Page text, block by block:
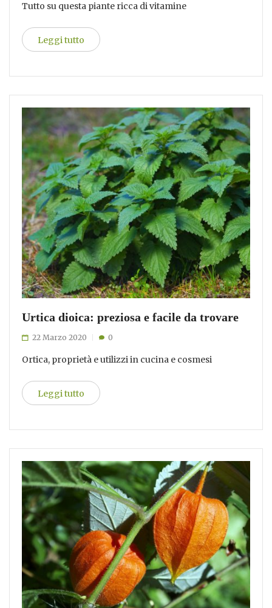
Tutto su questa piante ricca di vitamine
Leggi tutto
Urtica dioica: preziosa e facile da trovare
22 Marzo 2020 0
Ortica, proprietà e utilizzi in cucina e cosmesi
Leggi tutto